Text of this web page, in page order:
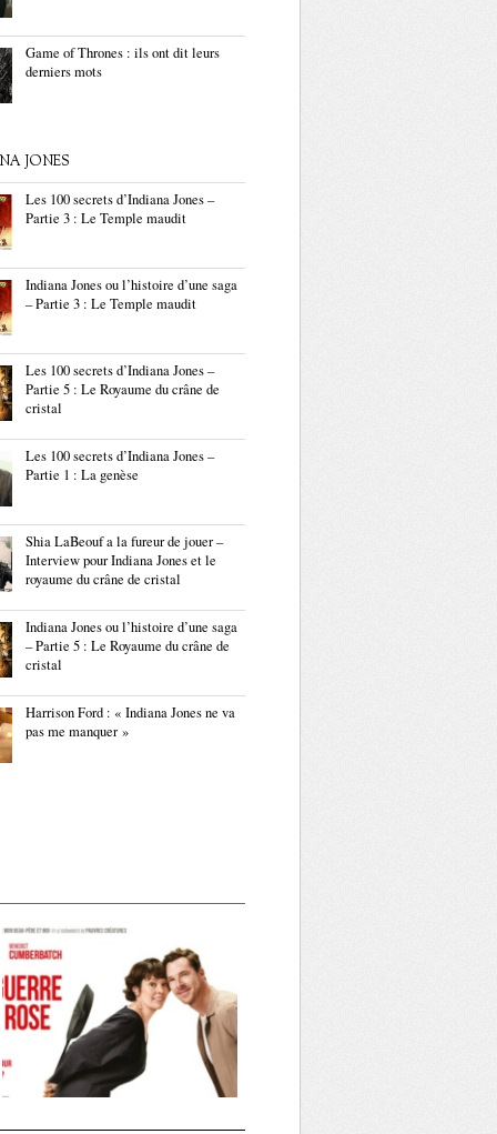
Game of Thrones : ils ont dit leurs
derniers mots
JONES
Les 100 secrets d’Indiana Jones –
Partie 3 : Le Temple maudit
Indiana Jones ou l’histoire d’une saga
– Partie 3 : Le Temple maudit
Les 100 secrets d’Indiana Jones –
Partie 5 : Le Royaume du crâne de
cristal
Les 100 secrets d’Indiana Jones –
Partie 1 : La genèse
Shia LaBeouf a la fureur de jouer –
Interview pour Indiana Jones et le
royaume du crâne de cristal
Indiana Jones ou l’histoire d’une saga
– Partie 5 : Le Royaume du crâne de
cristal
Harrison Ford : « Indiana Jones ne va
pas me manquer »